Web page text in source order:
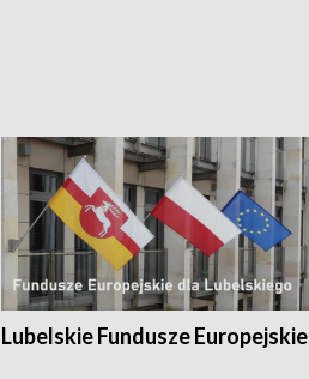
Lubelskie Fundusze Europejskie